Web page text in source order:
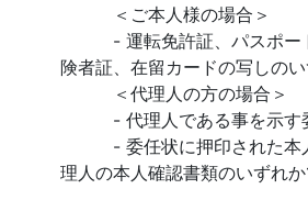
＜ご本人様の場合＞
- 運転免許証、パスポー
険者証、在留カードの写しの
＜代理人の方の場合＞
- 代理人である事を示す委
- 委任状に押印された本
理人の本人確認書類のいずれか